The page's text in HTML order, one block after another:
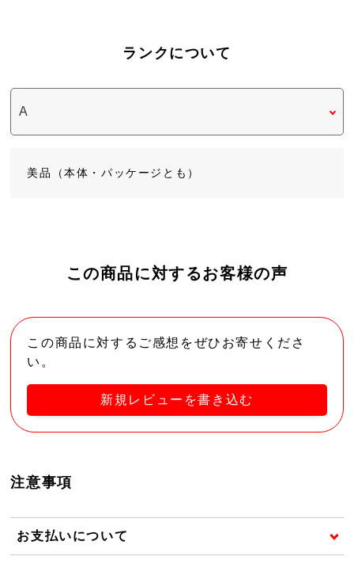
ランクについて
美品（本体・パッケージとも）
この商品に対するお客様の声
この商品に対するご感想をぜひお寄せくださ
い。
新規レビューを書き込む
注意事項
お支払いについて